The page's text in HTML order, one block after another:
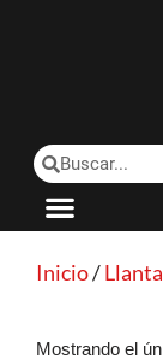
Inicio/
Mostrando el